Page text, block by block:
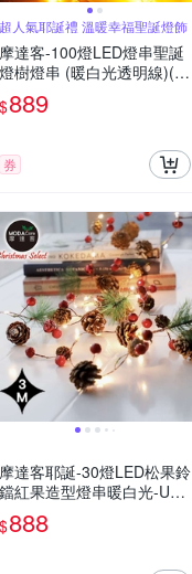
超人氣耶誕禮 溫暖幸福聖誕燈飾
摩達客-100燈LED燈串聖誕
燈樹燈串 (暖白光透明線)(附
IC控制器)高亮度省電
$889
券
摩達客耶誕-30燈LED松果鈴
鐺紅果造型燈串暖白光-USB
電池盒兩用充電
$888